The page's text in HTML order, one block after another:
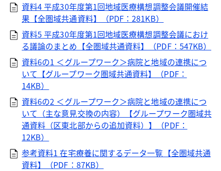
資料4 平成30年度第1回地域医療構想調整会議開催結
果【全圏域共通資料】（PDF：281KB）
資料5 平成30年度第1回地域医療構想調整会議におけ
る議論のまとめ【全圏域共通資料】（PDF：547KB）
資料6の1 ＜グループワーク＞病院と地域の連携につ
いて【グループワーク圏域共通資料】（PDF：
14KB）
資料6の2 ＜グループワーク＞病院と地域の連携につ
いて（主な意見交換の内容）【グループワーク圏域共
通資料（区東北部からの追加資料）】（PDF：
12KB）
参考資料1 在宅療養に関するデータ一覧【全圏域共通
資料】（PDF：87KB）